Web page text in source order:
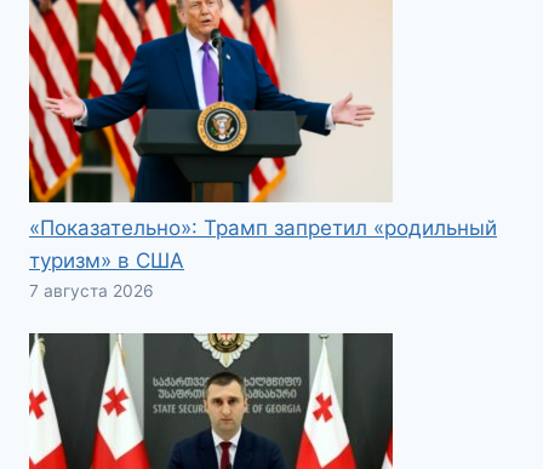
«Показательно»: Трамп запретил «родильный
туризм» в США
7 августа 2026